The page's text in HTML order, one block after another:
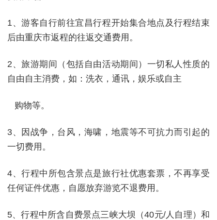
1、游客自行前往宜昌行程开始集合地点及行程结束
后由重庆市返程的往返交通费用。
2 、旅游期间（包括自由活动期间）一切私人性质的
自由自主消费，如：洗衣，通讯，娱乐或自主
购物等。
3、因战争，台风，海啸，地震等不可抗力而引起的
一切费用。
4、行程中所包含景点是旅行社优惠套票，不再享受
任何证件优惠，自愿放弃游览不退费用。
5、行程中所含自费景点三峡大坝（40元/人自理）和